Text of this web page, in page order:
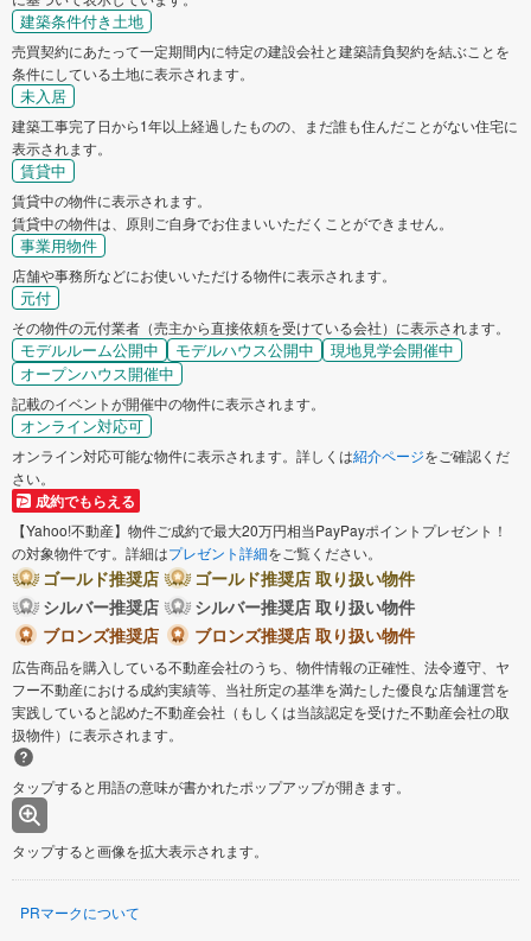
建築条件付き土地
売買契約にあたって一定期間内に特定の建設会社と建築請負契約を結ぶことを
条件にしている土地に表示されます。
未入居
建築工事完了日から1年以上経過したものの、まだ誰も住んだことがない住宅に
表示されます。
賃貸中
賃貸中の物件に表示されます。
賃貸中の物件は、原則ご自身でお住まいいただくことができません。
事業用物件
店舗や事務所などにお使いいただける物件に表示されます。
元付
その物件の元付業者（売主から直接依頼を受けている会社）に表示されます。
モデルルーム公開中 モデルハウス公開中
現地見学会開催中
オープンハウス開催中
記載のイベントが開催中の物件に表示されます。
オンライン対応可
オンライン対応可能な物件に表示されます。詳しくは紹介ページをご確認くだ
さい。
成約でもらえる
【Yahoo!不動産】物件ご成約で最大20万円相当PayPayポイントプレゼント！
の対象物件です。詳細はプレゼント詳細をご覧ください。
ゴールド推奨店
ゴールド推奨店 取り扱い物件
シルバー推奨店
シルバー推奨店 取り扱い物件
ブロンズ推奨店
ブロンズ推奨店 取り扱い物件
広告商品を購入している不動産会社のうち、物件情報の正確性、法令遵守、ヤ
フー不動産における成約実績等、当社所定の基準を満たした優良な店舗運営を
実践していると認めた不動産会社（もしくは当該認定を受けた不動産会社の取
扱物件）に表示されます。
タップすると用語の意味が書かれたポップアップが開きます。
タップすると画像を拡大表示されます。
PRマークについて